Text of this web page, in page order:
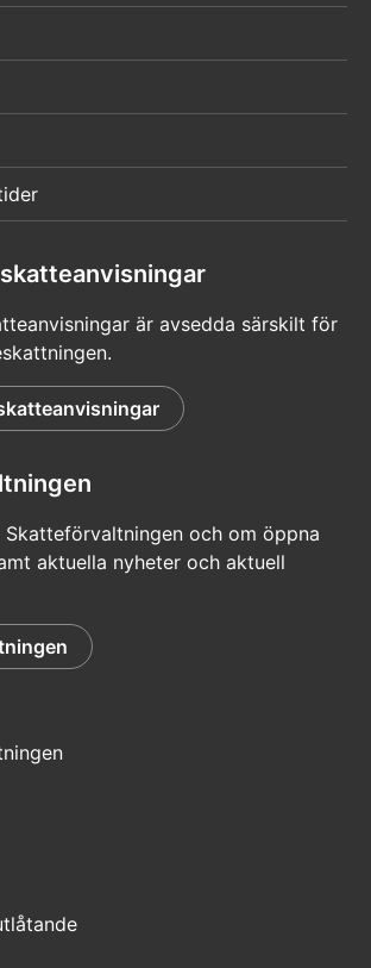
är avsedda särskilt för
och om öppna
aktuella nyheter och aktuell